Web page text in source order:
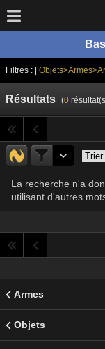
Filtres : |
Résultats (0
La recherche n'a
utilisant d'autres
Armes
Objets